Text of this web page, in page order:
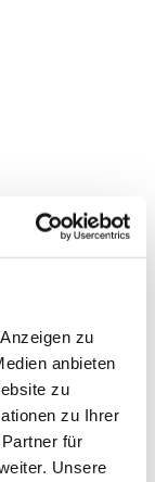
zu
anbieten
zu
zu Ihrer
für
Unsere